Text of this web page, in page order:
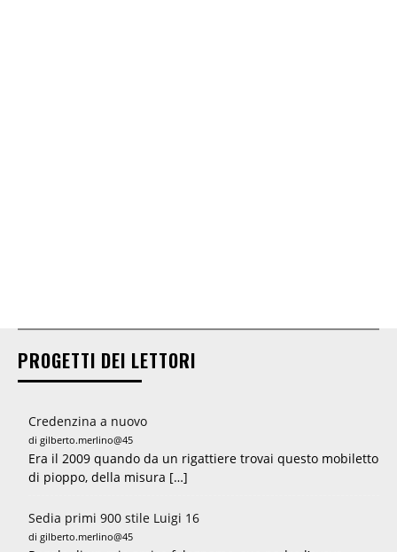
PROGETTI DEI LETTORI
Credenzina a nuovo
di gilberto.merlino@45
Era il 2009 quando da un rigattiere trovai questo mobiletto
di pioppo, della misura […]
Sedia primi 900 stile Luigi 16
di gilberto.merlino@45